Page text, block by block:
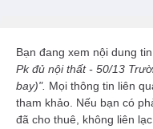
Bạn đang xem nội dung
Pk đủ nội thất - 50/13
bay)". Mọi thông tin liên
tham khảo. Nếu bạn có
đã cho thuê, không liên